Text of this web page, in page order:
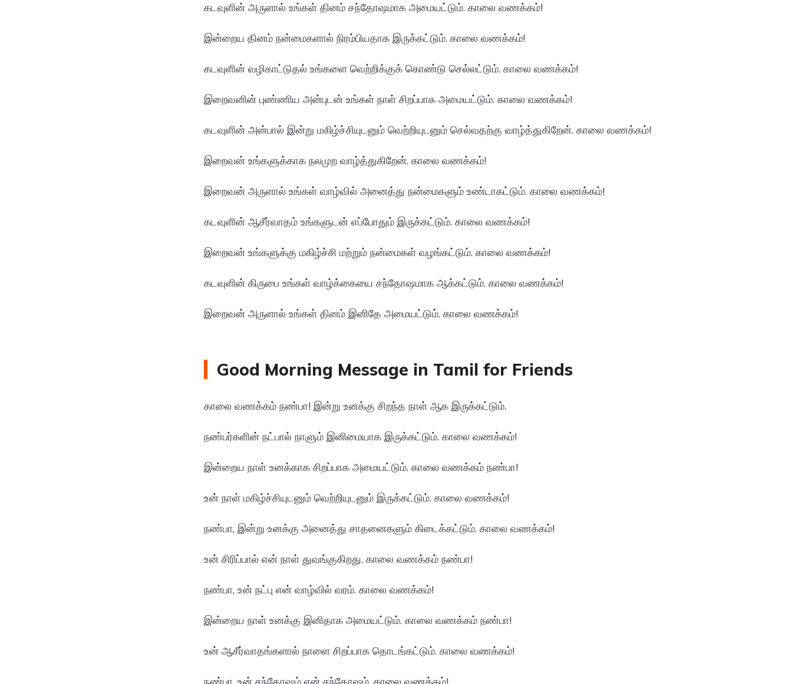
கடவுளின் அருளால் உங்கள் தினம் சந்தோஷமாக அமையட்டும். காலை வணக்கம்!
இன்றைய தினம் நன்மைகளால் நிரம்பியதாக இருக்கட்டும். காலை வணக்கம்!
கடவுளின் வழிகாட்டுதல் உங்களை வெற்றிக்குக் கொண்டு செல்லட்டும். காலை வணக்கம்!
இறைவனின் புண்ணிய அன்புடன் உங்கள் நாள் சிறப்பாக அமையட்டும். காலை வணக்கம்!
கடவுளின் அன்பால் இன்று மகிழ்ச்சியுடனும் வெற்றியுடனும் செல்வதற்கு வாழ்த்துகிறேன். காலை வணக்கம்!
இறைவன் உங்களுக்காக நலமுற வாழ்த்துகிறேன். காலை வணக்கம்!
இறைவன் அருளால் உங்கள் வாழ்வில் அனைத்து நன்மைகளும் உண்டாகட்டும். காலை வணக்கம்!
கடவுளின் ஆசீர்வாதம் உங்களுடன் எப்போதும் இருக்கட்டும். காலை வணக்கம்!
இறைவன் உங்களுக்கு மகிழ்ச்சி மற்றும் நன்மைகள் வழங்கட்டும். காலை வணக்கம்!
கடவுளின் கிருபை உங்கள் வாழ்க்கையை சந்தோஷமாக ஆக்கட்டும். காலை வணக்கம்!
இறைவன் அருளால் உங்கள் தினம் இனிதே அமையட்டும். காலை வணக்கம்!
Good Morning Message in Tamil for Friends
காலை வணக்கம் நண்பா! இன்று உனக்கு சிறந்த நாள் ஆக இருக்கட்டும்.
நண்பர்களின் நட்பால் நாளும் இனிமையாக இருக்கட்டும். காலை வணக்கம்!
இன்றைய நாள் உனக்காக சிறப்பாக அமையட்டும். காலை வணக்கம் நண்பா!
உன் நாள் மகிழ்ச்சியுடனும் வெற்றியுடனும் இருக்கட்டும். காலை வணக்கம்!
நண்பா, இன்று உனக்கு அனைத்து சாதனைகளும் கிடைக்கட்டும். காலை வணக்கம்!
உன் சிரிப்பால் என் நாள் துவங்குகிறது. காலை வணக்கம் நண்பா!
நண்பா, உன் நட்பு என் வாழ்வில் வரம். காலை வணக்கம்!
இன்றைய நாள் உனக்கு இனிதாக அமையட்டும். காலை வணக்கம் நண்பா!
உன் ஆசீர்வாதங்களால் நாளை சிறப்பாக தொடங்கட்டும். காலை வணக்கம்!